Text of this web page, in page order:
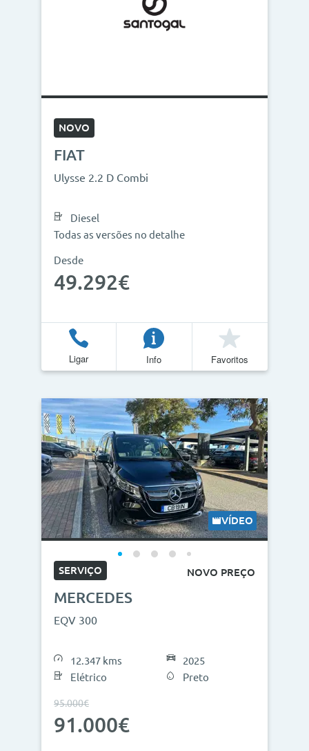
Campanha
Campanhas
NOVO
FIAT
Ulysse 2.2 D Combi
Diesel
Todas as versões no detalhe
Desde
49.292€
Ligar Info Favoritos
VÍDEO
SERVIÇO NOVO PREÇO
MERCEDES
EQV 300
12.347 kms
Elétrico
2025
Preto
95.000€
91.000€